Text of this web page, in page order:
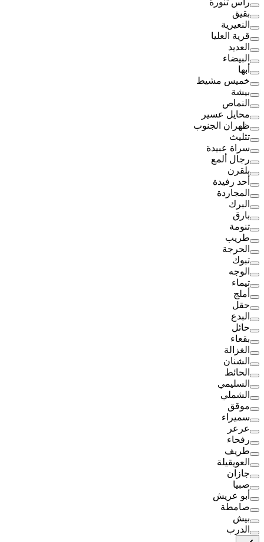
رأس تنورة
بقيق
النعيرية
قرية العليا
العديد
البيضاء
أبها
خميس مشيط
بيشة
النماص
محايل عسير
ظهران الجنوب
تثليث
سراة عبيدة
رجال ألمع
بلقرن
أحد رفيدة
المجاردة
البرك
بارق
تنومة
طريب
الحرجة
تبوك
الوجه
تيماء
أملج
حقل
البدع
حائل
بقعاء
الغزالة
الشنان
الحائط
السليمي
الشملي
موقق
سميراء
عرعر
رفحاء
طريف
العويقيلة
جازان
صبيا
أبو عريش
صامطة
بيش
الدرب